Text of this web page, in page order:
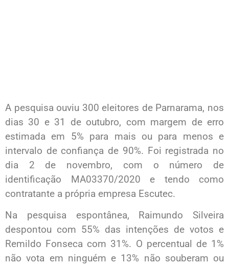
A pesquisa ouviu 300 eleitores de Parnarama, nos
dias 30 e 31 de outubro, com margem de erro
estimada em 5% para mais ou para menos e
intervalo de confiança de 90%. Foi registrada no
dia 2 de novembro, com o número de
identificação MA03370/2020 e tendo como
contratante a própria empresa Escutec.
Na pesquisa espontânea, Raimundo Silveira
despontou com 55% das intenções de votos e
Remildo Fonseca com 31%. O percentual de 1%
não vota em ninguém e 13% não souberam ou